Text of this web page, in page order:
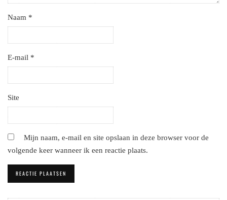
Naam *
E-mail *
Site
Mijn naam, e-mail en site opslaan in deze browser voor de
volgende keer wanneer ik een reactie plaats.